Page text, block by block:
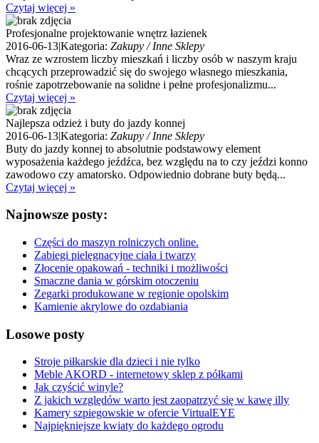
Czytaj więcej »
Profesjonalne projektowanie wnętrz łazienek
2016-06-13|Kategoria: Zakupy / Inne Sklepy
Wraz ze wzrostem liczby mieszkań i liczby osób w naszym kraju
chcących przeprowadzić się do swojego własnego mieszkania,
rośnie zapotrzebowanie na solidne i pełne profesjonalizmu...
Czytaj więcej »
Najlepsza odzież i buty do jazdy konnej
2016-06-13|Kategoria: Zakupy / Inne Sklepy
Buty do jazdy konnej to absolutnie podstawowy element
wyposażenia każdego jeźdźca, bez względu na to czy jeździ konno
zawodowo czy amatorsko. Odpowiednio dobrane buty będą...
Czytaj więcej »
Najnowsze posty:
Części do maszyn rolniczych online.
Zabiegi pielęgnacyjne ciała i twarzy
Złocenie opakowań - techniki i możliwości
Smaczne dania w górskim otoczeniu
Zegarki produkowane w regionie opolskim
Kamienie akrylowe do ozdabiania
Losowe posty
Stroje piłkarskie dla dzieci i nie tylko
Meble AKORD - internetowy sklep z półkami
Jak czyścić winyle?
Z jakich względów warto jest zaopatrzyć się w kawę illy
Kamery szpiegowskie w ofercie VirtualEYE
Najpiękniejsze kwiaty do każdego ogrodu